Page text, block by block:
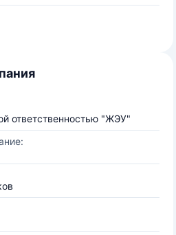
ответственностью "ЖЭУ"